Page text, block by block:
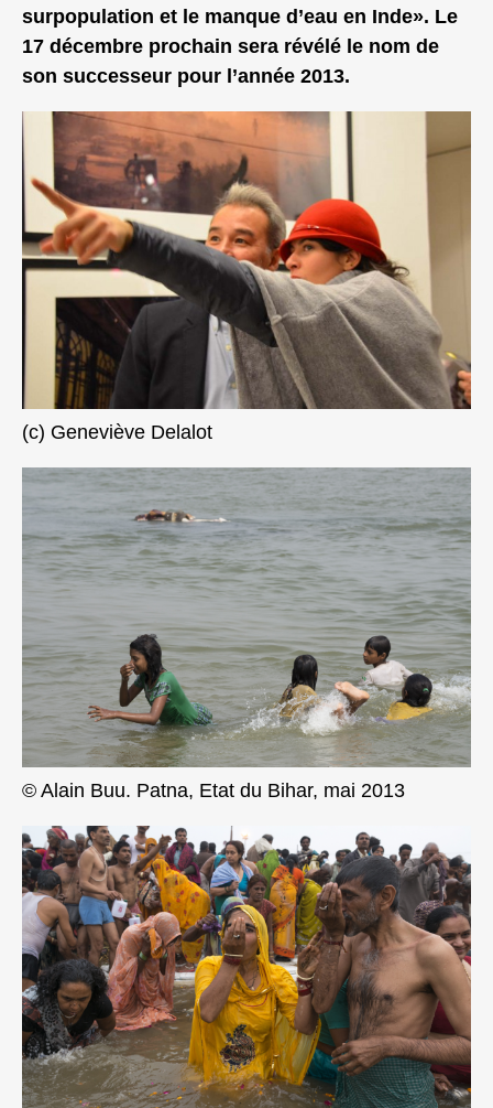
surpopulation et le manque d’eau en Inde». Le
17 décembre prochain sera révélé le nom de
son successeur pour l’année 2013.
(c) Geneviève Delalot
© Alain Buu. Patna, Etat du Bihar, mai 2013